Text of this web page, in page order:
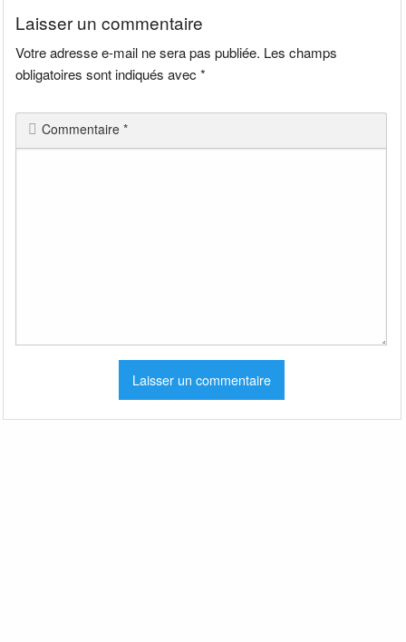
Laisser un commentaire
Votre adresse e-mail ne sera pas publiée. Les champs
obligatoires sont indiqués avec*
Commentaire*